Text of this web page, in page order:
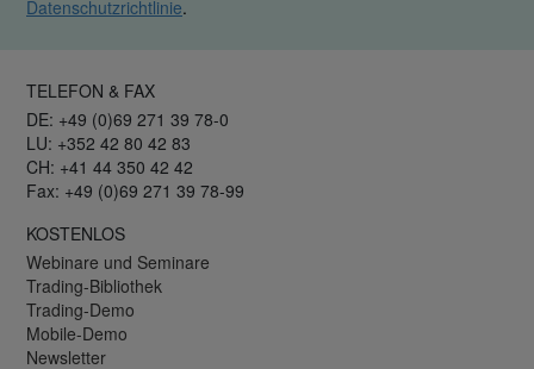
Datenschutzrichtlinie.
TELEFON & FAX
DE: +49 (0)69 271 39 78-0
LU: +352 42 80 42 83
CH: +41 44 350 42 42
Fax: +49 (0)69 271 39 78-99
KOSTENLOS
Webinare und Seminare
Trading-Bibliothek
Trading-Demo
Mobile-Demo
Newsletter